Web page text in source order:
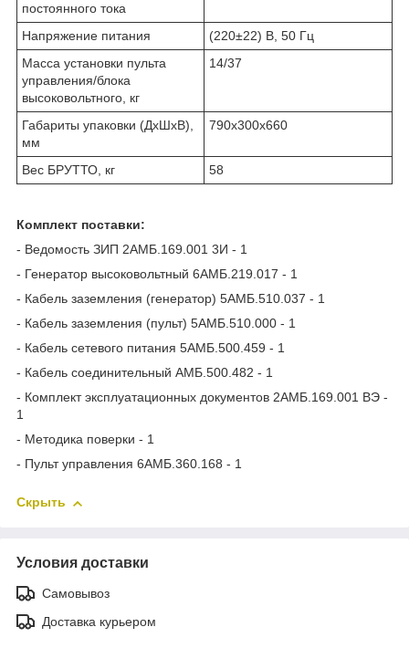
постоянного тока
Напряжение питания
(220±22) В, 50 Гц
Масса установки пульта
управления/блока
высоковольтного, кг
14/37
Габариты упаковки (ДхШхВ),
мм
790х300х660
Вес БРУТТО, кг 58
Комплект поставки:
- Ведомость ЗИП 2АМБ.169.001 3И - 1
- Генератор высоковольтный 6АМБ.219.017 - 1
- Кабель заземления (генератор) 5АМБ.510.037 - 1
- Кабель заземления (пульт) 5АМБ.510.000 - 1
- Кабель сетевого питания 5АМБ.500.459 - 1
- Кабель соединительный АМБ.500.482 - 1
- Комплект эксплуатационных документов 2АМБ.169.001 ВЭ -
1
- Методика поверки - 1
- Пульт управления 6АМБ.360.168 - 1
Скрыть
Условия доставки
Самовывоз
Доставка курьером